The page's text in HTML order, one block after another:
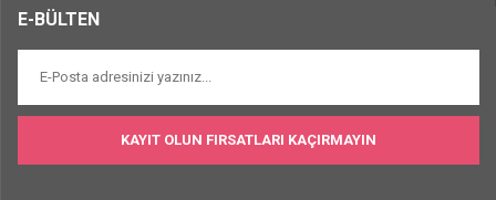
E-BÜLTEN
KAYIT OLUN FIRSATLARI KAÇIRMAYIN